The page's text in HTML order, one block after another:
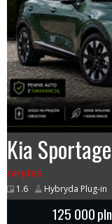
Kia Sportage
rarytas
1.6 Hybryda Plug-in
125 000pln